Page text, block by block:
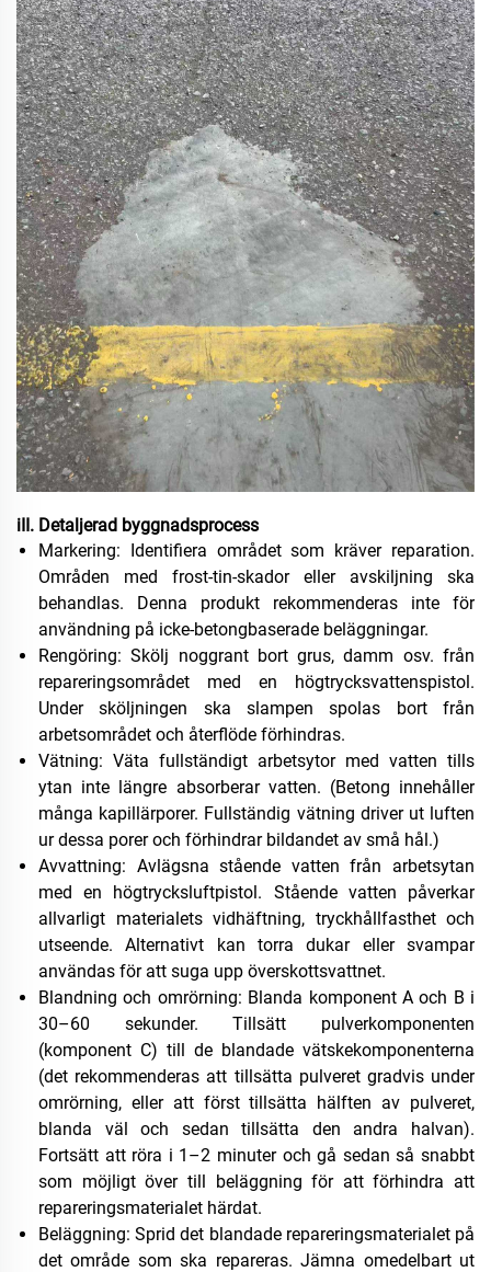
iII. Detaljerad byggnadsprocess
Markering: Identifiera området som kräver reparation.
Områden med frost-tin-skador eller avskiljning ska
behandlas. Denna produkt rekommenderas inte för
användning på icke-betongbaserade beläggningar.
Rengöring: Skölj noggrant bort grus, damm osv. från
repareringsområdet med en högtrycksvattenspistol.
Under sköljningen ska slampen spolas bort från
arbetsområdet och återflöde förhindras.
Vätning: Väta fullständigt arbetsytor med vatten tills
ytan inte längre absorberar vatten. (Betong innehåller
många kapillärporer. Fullständig vätning driver ut luften
ur dessa porer och förhindrar bildandet av små hål.)
Avvattning: Avlägsna stående vatten från arbetsytan
med en högtrycksluftpistol. Stående vatten påverkar
allvarligt materialets vidhäftning, tryckhållfasthet och
utseende. Alternativt kan torra dukar eller svampar
användas för att suga upp överskottsvattnet.
Blandning och omrörning: Blanda komponent A och B i
30–60 sekunder. Tillsätt pulverkomponenten
(komponent C) till de blandade vätskekomponenterna
(det rekommenderas att tillsätta pulveret gradvis under
omrörning, eller att först tillsätta hälften av pulveret,
blanda väl och sedan tillsätta den andra halvan).
Fortsätt att röra i 1–2 minuter och gå sedan så snabbt
som möjligt över till beläggning för att förhindra att
repareringsmaterialet härdat.
Beläggning: Sprid det blandade repareringsmaterialet på
det område som ska repareras. Jämna omedelbart ut